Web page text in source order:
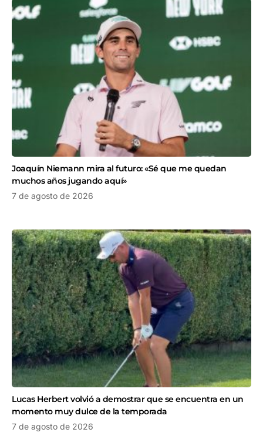
Joaquín Niemann mira al futuro: «Sé que me quedan
muchos años jugando aquí»
7 de agosto de 2026
Lucas Herbert volvió a demostrar que se encuentra en un
momento muy dulce de la temporada
7 de agosto de 2026